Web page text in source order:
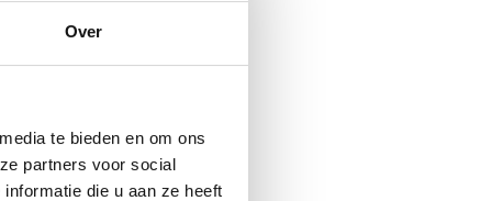
Over
te bieden en om ons
partners voor social
die u aan ze heeft